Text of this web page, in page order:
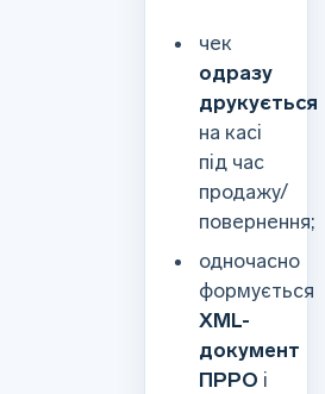
чек
одразу
друкується
на касі
під час
продажу/
повернення;
одночасно
формується
XML-
документ
ПРРО і